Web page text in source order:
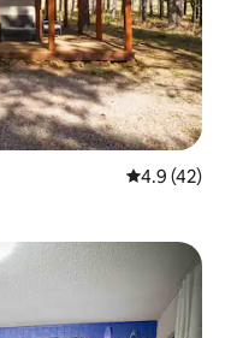
Calificación
4.9 (42)